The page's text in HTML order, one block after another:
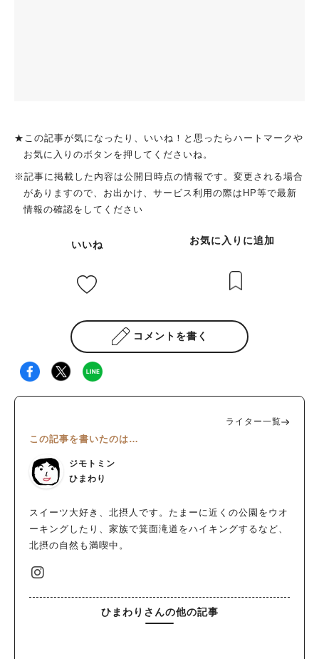
★この記事が気になったり、いいね！と思ったらハートマークや
お気に入りのボタンを押してくださいね。
※記事に掲載した内容は公開日時点の情報です。変更される場合
がありますので、お出かけ、サービス利用の際はHP等で最新
情報の確認をしてください
いいね お気に入りに追加
コメントを書く
ライター一覧
この記事を書いたのは…
ジモトミン
ひまわり
スイーツ大好き、北摂人です。たまーに近くの公園をウオ
ーキングしたり、家族で箕面滝道をハイキングするなど、
北摂の自然も満喫中。
ひまわりさんの他の記事